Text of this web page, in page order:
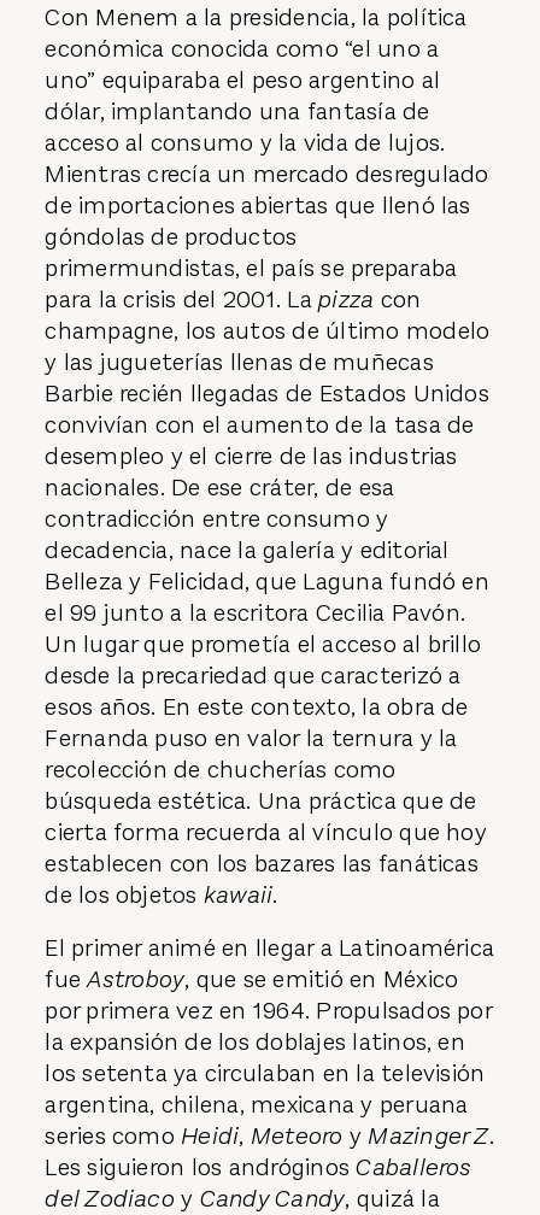
Con Menem a la presidencia, la política
económica conocida como “el uno a
uno” equiparaba el peso argentino al
dólar, implantando una fantasía de
acceso al consumo y la vida de lujos.
Mientras crecía un mercado desregulado
de importaciones abiertas que llenó las
góndolas de productos
primermundistas, el país se preparaba
para la crisis del 2001. Lapizza con
champagne, los autos de último modelo
y las jugueterías llenas de muñecas
Barbie recién llegadas de Estados Unidos
convivían con el aumento de la tasa de
desempleo y el cierre de las industrias
nacionales. De ese cráter, de esa
contradicción entre consumo y
decadencia, nace la galería y editorial
Belleza y Felicidad, que Laguna fundó en
el 99 junto a la escritora Cecilia Pavón.
Un lugar que prometía el acceso al brillo
desde la precariedad que caracterizó a
esos años. En este contexto, la obra de
Fernanda puso en valor la ternura y la
recolección de chucherías como
búsqueda estética. Una práctica que de
cierta forma recuerda al vínculo que hoy
establecen con los bazares las fanáticas
de los objetos kawaii.
El primer animé en llegar a Latinoamérica
fueAstroboy, que se emitió en México
por primera vez en 1964. Propulsados por
la expansión de los doblajes latinos, en
los setenta ya circulaban en la televisión
argentina, chilena, mexicana y peruana
series como Heidi, Meteoro y Mazinger Z.
Les siguieron los andróginosCaballeros
del Zodiaco y Candy Candy, quizá la